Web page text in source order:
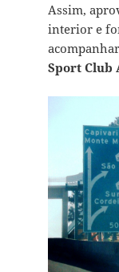
Assim,
interior e
Sport Club